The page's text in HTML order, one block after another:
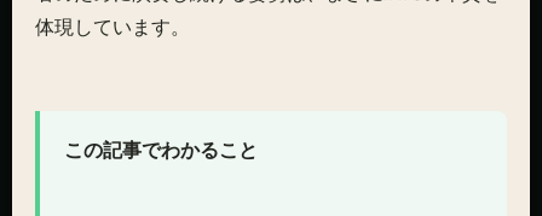
体現しています。
この記事でわかること